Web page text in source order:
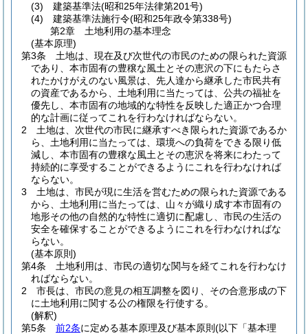
(3)
建築基準法(昭和25年法律第201号)
(4)
建築基準法施行令(昭和25年政令第338号)
第2章
土地利用の基本理念
(基本原理)
第3条
土地は、現在及び次世代の市民のための限られた資源
であり、本市固有の豊穣な風土とその恵沢の下にもたらさ
れたかけがえのない風景は、先人達から継承した市民共有
の資産であるから、土地利用に当たっては、公共の福祉を
優先し、本市固有の地域的な特性を反映した適正かつ合理
的な計画に従ってこれを行わなければならない。
2
土地は、次世代の市民に継承すべき限られた資源であるか
ら、土地利用に当たっては、環境への負荷をできる限り低
減し、本市固有の豊穣な風土とその恵沢を将来にわたって
持続的に享受することができるようにこれを行わなければ
ならない。
3
土地は、市民が現に生活を営むための限られた資源である
から、土地利用に当たっては、山々が織り成す本市固有の
地形その他の自然的な特性に適切に配慮し、市民の生活の
安全を確保することができるようにこれを行わなければな
らない。
(基本原則)
第4条
土地利用は、市民の適切な関与を経てこれを行わなけ
ればならない。
2
市長は、市民の意見の相互調整を図り、その合意形成の下
に土地利用に関する公の権限を行使する。
(解釈)
第5条
前2条に定める基本原理及び基本原則 (以下「基本理